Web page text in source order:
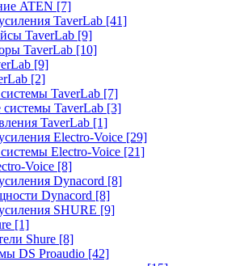
ATEN [7]
TaverLab [41]
TaverLab [9]
TaverLab [10]
[9]
[2]
TaverLab [7]
TaverLab [3]
TaverLab [1]
Electro-Voice [29]
Electro-Voice [21]
Voice [8]
Dynacord [8]
Dynacord [8]
SHURE [9]
[1]
Shure [8]
DS Proaudio [42]